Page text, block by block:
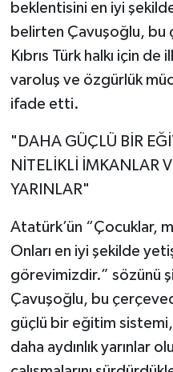
beklentisini en iyi
belirten Çavuşoğlu, bu
Kıbrıs Türk halkı için
varoluş ve özgürlük
ifade etti.
"DAHA GÜÇLÜ BİR
NİTELİKLİ İMKANLAR
YARINLAR"
Atatürk’ün “Çocuklar,
Onları en iyi şekilde
görevimizdir.” sözünü
Çavuşoğlu, bu
güçlü bir eğitim
daha aydınlık yarınlar